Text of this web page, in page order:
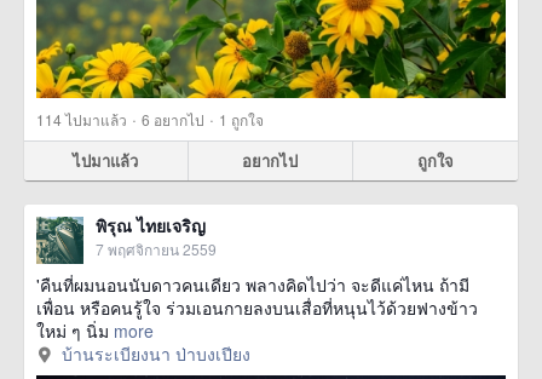
114ไปมาแล้ว · 6 อยากไป · 1 ถูกใจ
ไปมาแล้ว อยากไป ถูกใจ
พิรุณ ไทยเจริญ
7 พฤศจิกายน 2559
'คืนที่ผมนอนนับดาวคนเดียว พลางคิดไปว่า จะดีแค่ไหน ถ้ามี
เพื่อน หรือคนรู้ใจ ร่วมเอนกายลงบนเสื่อที่หนุนไว้ด้วยฟางข้าว
ใหม่ ๆ นิ่ม more
บ้านระเบียงนา ป่าบงเปียง